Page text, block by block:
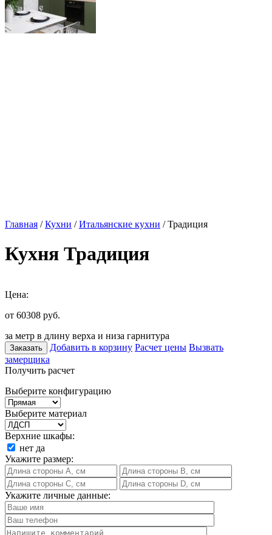
Главная /Кухни /Итальянские кухни / Традиция
Кухня Традиция
Цена:
от 60308 руб.
за метр в длину верха и низа гарнитура
Заказать Добавить в корзину Расчет цены Вызвать
замерщика
Получить расчет
Выберите конфигурацию
Выберите материал
Верхние шкафы:
нет да
Укажите размер:
Укажите личные данные: